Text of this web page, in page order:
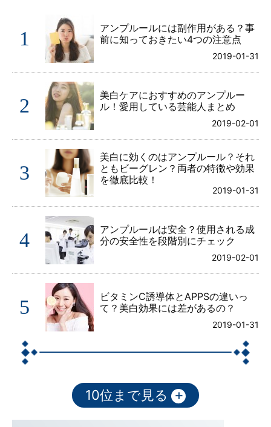
1
アンプルールには副作用がある？事
前に知っておきたい4つの注意点
2019-01-31
2
美白ケアにおすすめのアンプルー
ル！愛用している芸能人まとめ
2019-02-01
3
美白に効くのはアンプルール？それ
ともビーグレン？両者の特徴や効果
を徹底比較！
2019-01-31
4
アンプルールは安全？使用される成
分の安全性を段階別にチェック
2019-02-01
5
ビタミンC誘導体とAPPSの違いっ
て？美白効果には差があるの？
2019-01-31
10位まで見る +